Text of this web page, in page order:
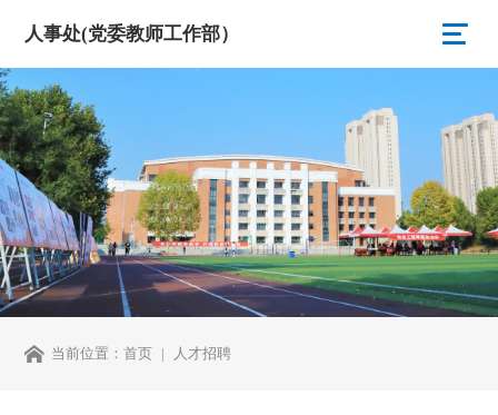
人事处(党委教师工作部）
当前位置：首页 人才招聘